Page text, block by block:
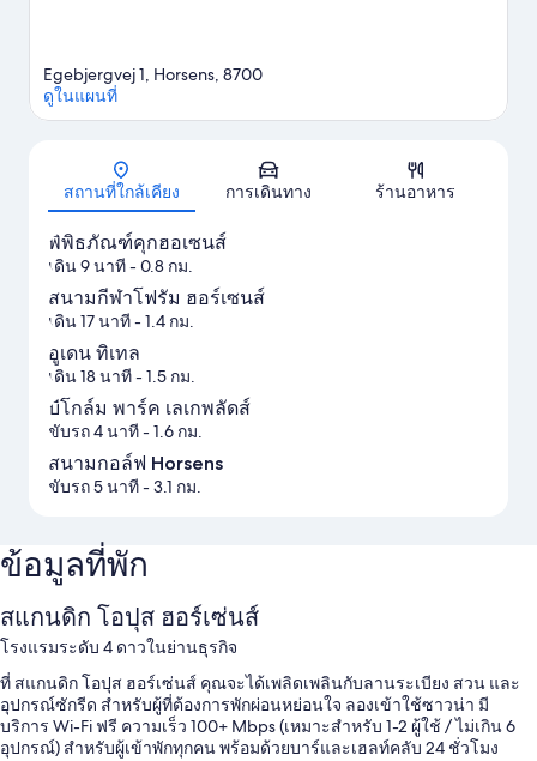
แผนที่
Egebjergvej 1, Horsens, 8700
ดูในแผนที่
สถานที่ใกล้เคียง การเดินทาง ร้านอาหาร
พิพิธภัณฑ์คุกฮอเซนส์
เดิน 9 นาที- 0.8 กม.
สนามกีฬาโฟรัม ฮอร์เซนส์
เดิน 17 นาที- 1.4 กม.
อูเดน ทิเทล
เดิน 18 นาที- 1.5 กม.
บีโกล์ม พาร์ค เลเกพลัดส์
ขับรถ 4 นาที- 1.6 กม.
สนามกอล์ฟ Horsens
ขับรถ 5 นาที- 3.1 กม.
ข้อมูลที่พัก
สแกนดิก โอปุส ฮอร์เซ่นส์
โรงแรมระดับ 4 ดาวในย่านธุรกิจ
ที่ สแกนดิก โอปุส ฮอร์เซ่นส์ คุณจะได้เพลิดเพลินกับลานระเบียง สวน และ
อุปกรณ์ซักรีด สำหรับผู้ที่ต้องการพักผ่อนหย่อนใจ ลองเข้าใช้ซาวน่า มี
บริการ Wi-Fi ฟรี ความเร็ว 100+ Mbps (เหมาะสำหรับ 1-2 ผู้ใช้ / ไม่เกิน 6
อุปกรณ์) สำหรับผู้เข้าพักทุกคน พร้อมด้วยบาร์และเฮลท์คลับ 24 ชั่วโมง